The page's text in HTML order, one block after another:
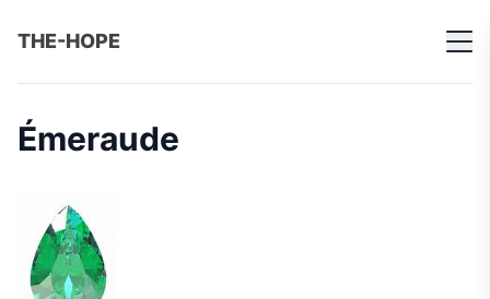
THE-HOPE
Émeraude